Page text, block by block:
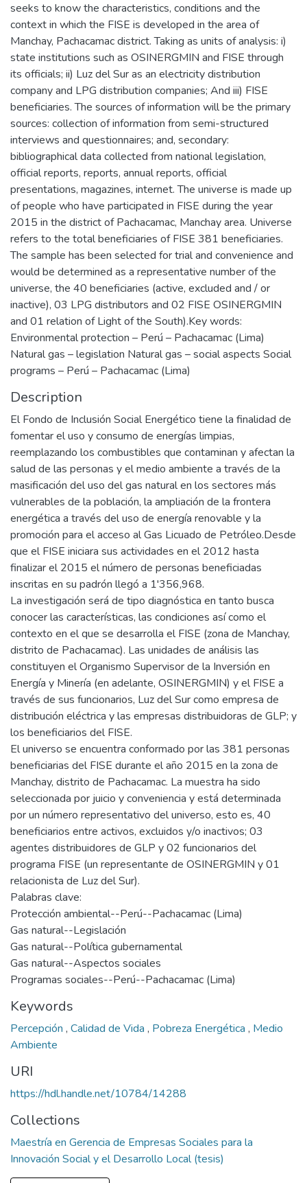
seeks to know the characteristics, conditions and the
context in which the FISE is developed in the area of
Manchay, Pachacamac district. Taking as units of analysis: i)
state institutions such as OSINERGMIN and FISE through
its officials; ii) Luz del Sur as an electricity distribution
company and LPG distribution companies; And iii) FISE
beneficiaries. The sources of information will be the primary
sources: collection of information from semi-structured
interviews and questionnaires; and, secondary:
bibliographical data collected from national legislation,
official reports, reports, annual reports, official
presentations, magazines, internet. The universe is made up
of people who have participated in FISE during the year
2015 in the district of Pachacamac, Manchay area. Universe
refers to the total beneficiaries of FISE 381 beneficiaries.
The sample has been selected for trial and convenience and
would be determined as a representative number of the
universe, the 40 beneficiaries (active, excluded and / or
inactive), 03 LPG distributors and 02 FISE OSINERGMIN
and 01 relation of Light of the South).Key words:
Environmental protection – Perú – Pachacamac (Lima)
Natural gas – legislation Natural gas – social aspects Social
programs – Perú – Pachacamac (Lima)
Description
El Fondo de Inclusión Social Energético tiene la finalidad de
fomentar el uso y consumo de energías limpias,
reemplazando los combustibles que contaminan y afectan la
salud de las personas y el medio ambiente a través de la
masificación del uso del gas natural en los sectores más
vulnerables de la población, la ampliación de la frontera
energética a través del uso de energía renovable y la
promoción para el acceso al Gas Licuado de Petróleo.Desde
que el FISE iniciara sus actividades en el 2012 hasta
finalizar el 2015 el número de personas beneficiadas
inscritas en su padrón llegó a 1'356,968.
La investigación será de tipo diagnóstica en tanto busca
conocer las características, las condiciones así como el
contexto en el que se desarrolla el FISE (zona de Manchay,
distrito de Pachacamac). Las unidades de análisis las
constituyen el Organismo Supervisor de la Inversión en
Energía y Minería (en adelante, OSINERGMIN) y el FISE a
través de sus funcionarios, Luz del Sur como empresa de
distribución eléctrica y las empresas distribuidoras de GLP; y
los beneficiarios del FISE.
El universo se encuentra conformado por las 381 personas
beneficiarias del FISE durante el año 2015 en la zona de
Manchay, distrito de Pachacamac. La muestra ha sido
seleccionada por juicio y conveniencia y está determinada
por un número representativo del universo, esto es, 40
beneficiarios entre activos, excluidos y/o inactivos; 03
agentes distribuidores de GLP y 02 funcionarios del
programa FISE (un representante de OSINERGMIN y 01
relacionista de Luz del Sur).
Palabras clave:
Protección ambiental--Perú--Pachacamac (Lima)
Gas natural--Legislación
Gas natural--Política gubernamental
Gas natural--Aspectos sociales
Programas sociales--Perú--Pachacamac (Lima)
Keywords
Percepción , Calidad de Vida , Pobreza Energética , Medio
Ambiente
URI
https://hdl.handle.net/10784/14288
Collections
Maestría en Gerencia de Empresas Sociales para la
Innovación Social y el Desarrollo Local (tesis)